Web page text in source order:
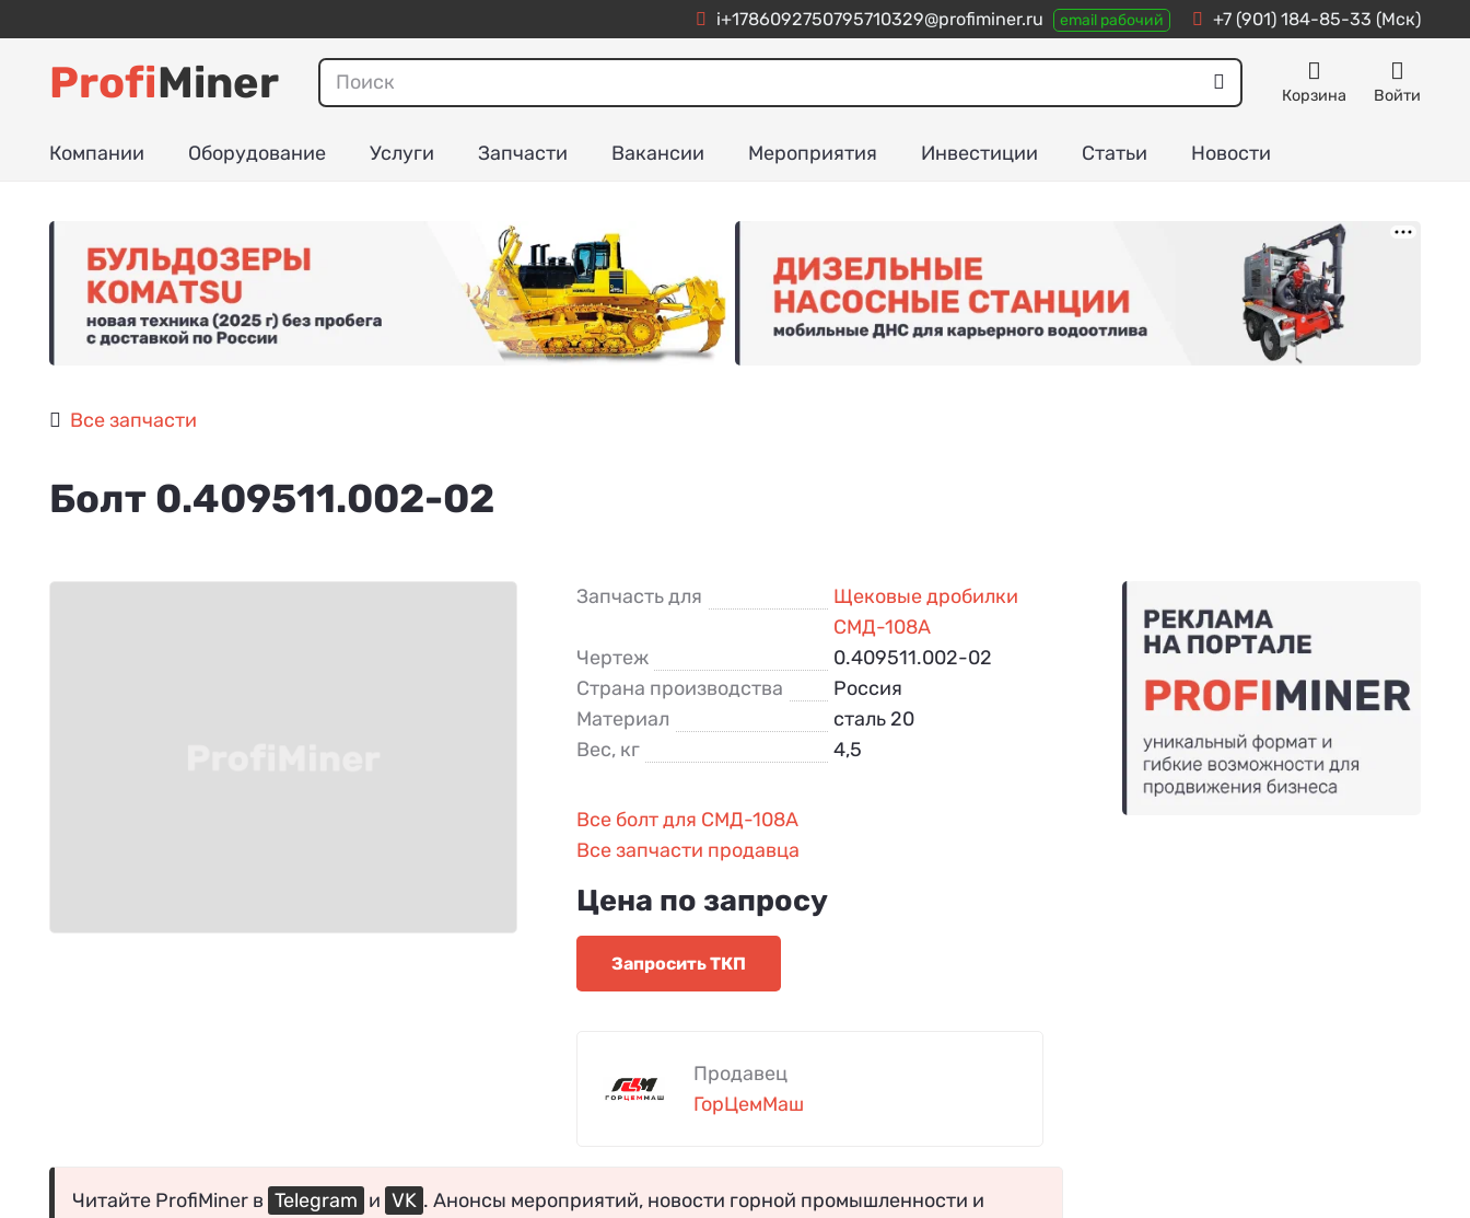
i+1786092750795710329@profiminer.ru email рабочий +7 (901) 184-85-33 (Мск)
ProfiMiner Корзина Войти
Компании Оборудование Услуги Запчасти Вакансии Мероприятия Инвестиции Статьи Новости
Все запчасти
Болт 0.409511.002-02
Запчасть для
Щековые дробилки
СМД-108А
Чертеж
0.409511.002-02
Страна производства
Россия
Материал
сталь 20
Вес, кг
4,5
Все болт для СМД-108А
Все запчасти продавца
Цена по запросу
Запросить ТКП
Продавец
ГорЦемМаш
Читайте ProfiMiner в Telegram и VK . Анонсы мероприятий, новости горной промышленности и